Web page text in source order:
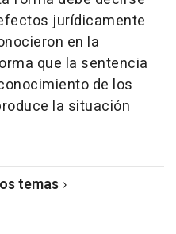
jurídicamente
en la
que la sentencia
de los
la situación
temas